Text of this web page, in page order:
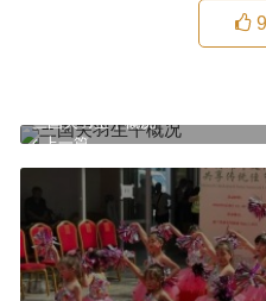
上一篇
三国关羽生平概况